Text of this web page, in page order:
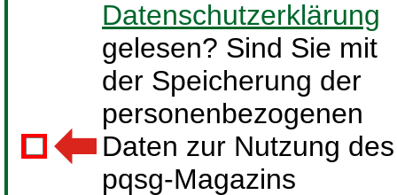
Datenschutzerklärung
gelesen? Sind Sie mit
der Speicherung der
personenbezogenen
Daten zur Nutzung des
pqsg-Magazins